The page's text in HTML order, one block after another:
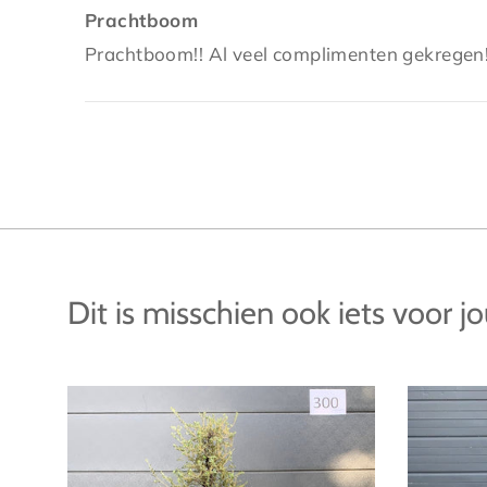
Prachtboom
Prachtboom!! Al veel complimenten
Dit is misschien ook iets voor